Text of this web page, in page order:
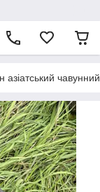
азіатський